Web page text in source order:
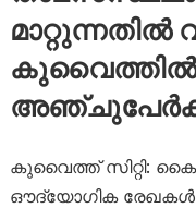
മാറ്റുന്നതിൽ
കുവൈത്തിൽ
കുവൈത്ത് സിറ്റി:
ഔദ്യോഗിക രേഖകൾ